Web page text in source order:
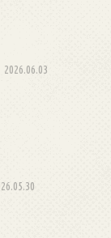
2026.06.03